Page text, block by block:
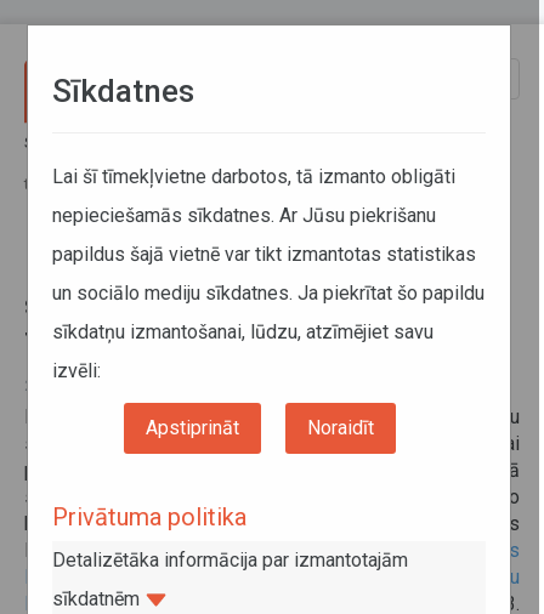
Sākums
transportlīdzekļiem
Krievijas valsts nodeva par
smagsvara/lielgabarīta
transportlīdzekļiem
23. decembris 2020
No 2021. gada 1. janvāra par speciālo atļauju izsniegšanu
smagsvara un (vai) lielgabarīta transportlīdzekļu kustībai
pa autoceļiem tiek piemērota valsts nodeva kā
starptautiskajā, tā vietējā satiksmē neatkarīgi no
braukšanas virziena – tā paredz 23.11.2020. Krievijas
Federācijas likuma Nr.374-ФЗ “Par Krievijas Federācijas
Nodokļu kodeksa pirmās un otras daļas un atsevišķu
Krievijas federācijas tiesību aktu grozījumiem”
333.33.
Sīkdatnes
Lai šī tīmekļvietne darbotos, tā izmanto obligāti
nepieciešamās sīkdatnes. Ar Jūsu piekrišanu
papildus šajā vietnē var tikt izmantotas statistikas
un sociālo mediju sīkdatnes. Ja piekrītat šo papildu
sīkdatņu izmantošanai, lūdzu, atzīmējiet savu
izvēli:
Apstiprināt Noraidīt
Privātuma politika
Detalizētāka informācija par izmantotajām
sīkdatnēm